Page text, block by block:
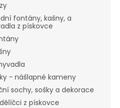
fontány, kašny, a
z pískovce
- nášlapné kameny
sochy, sošky a dekorace
z pískovce